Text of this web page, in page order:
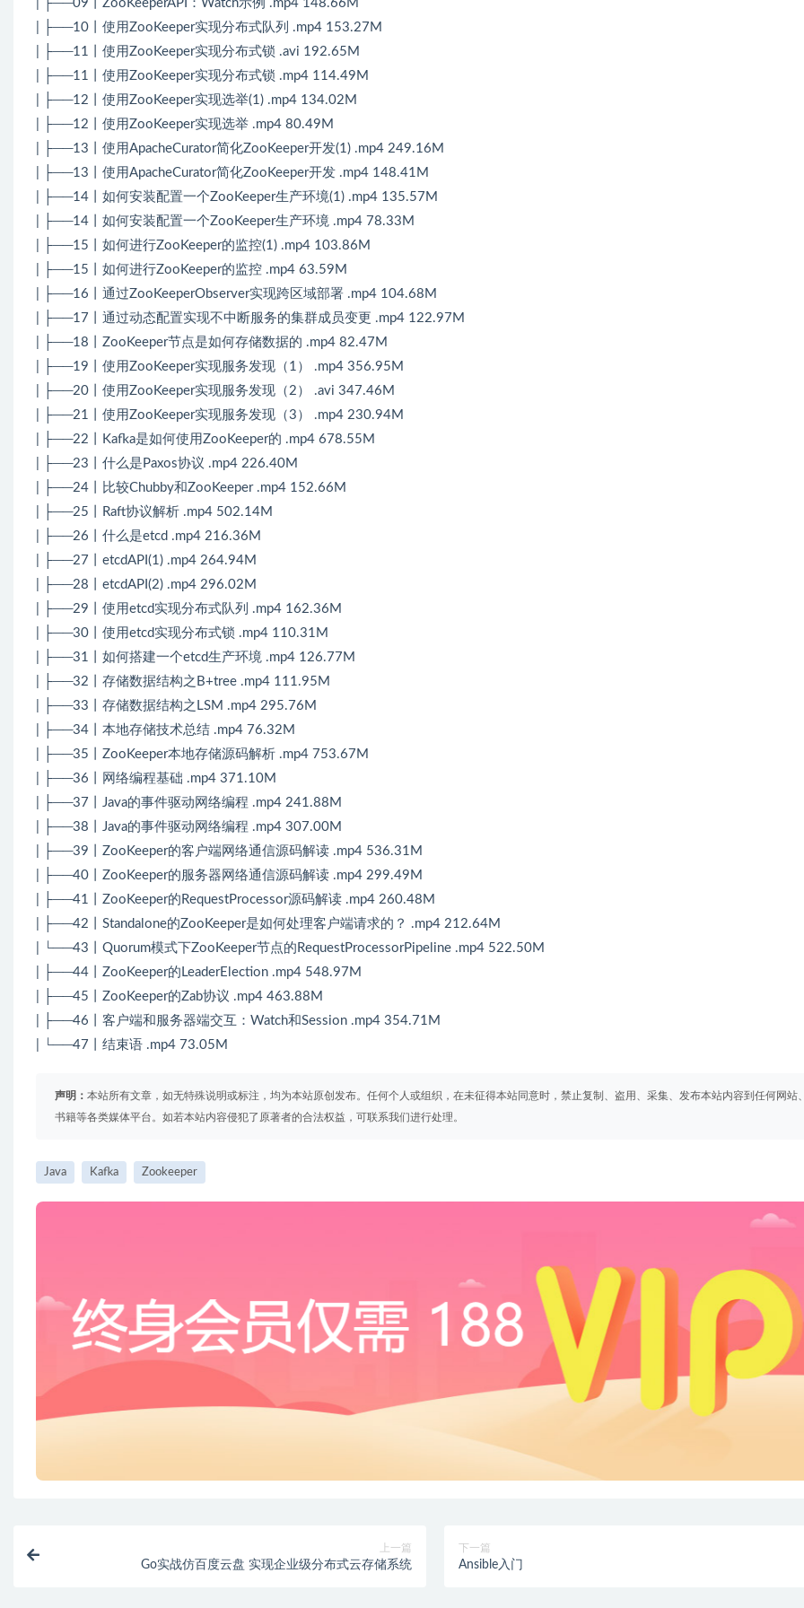
| ├──09丨ZooKeeperAPI：Watch示例 .mp4 148.66M
| ├──10丨使用ZooKeeper实现分布式队列 .mp4 153.27M
| ├──11丨使用ZooKeeper实现分布式锁 .avi 192.65M
| ├──11丨使用ZooKeeper实现分布式锁 .mp4 114.49M
| ├──12丨使用ZooKeeper实现选举(1) .mp4 134.02M
| ├──12丨使用ZooKeeper实现选举 .mp4 80.49M
| ├──13丨使用ApacheCurator简化ZooKeeper开发(1) .mp4 249.16M
| ├──13丨使用ApacheCurator简化ZooKeeper开发 .mp4 148.41M
| ├──14丨如何安装配置一个ZooKeeper生产环境(1) .mp4 135.57M
| ├──14丨如何安装配置一个ZooKeeper生产环境 .mp4 78.33M
| ├──15丨如何进行ZooKeeper的监控(1) .mp4 103.86M
| ├──15丨如何进行ZooKeeper的监控 .mp4 63.59M
| ├──16丨通过ZooKeeperObserver实现跨区域部署 .mp4 104.68M
| ├──17丨通过动态配置实现不中断服务的集群成员变更 .mp4 122.97M
| ├──18丨ZooKeeper节点是如何存储数据的 .mp4 82.47M
| ├──19丨使用ZooKeeper实现服务发现（1） .mp4 356.95M
| ├──20丨使用ZooKeeper实现服务发现（2） .avi 347.46M
| ├──21丨使用ZooKeeper实现服务发现（3） .mp4 230.94M
| ├──22丨Kafka是如何使用ZooKeeper的 .mp4 678.55M
| ├──23丨什么是Paxos协议 .mp4 226.40M
| ├──24丨比较Chubby和ZooKeeper .mp4 152.66M
| ├──25丨Raft协议解析 .mp4 502.14M
| ├──26丨什么是etcd .mp4 216.36M
| ├──27丨etcdAPI(1) .mp4 264.94M
| ├──28丨etcdAPI(2) .mp4 296.02M
| ├──29丨使用etcd实现分布式队列 .mp4 162.36M
| ├──30丨使用etcd实现分布式锁 .mp4 110.31M
| ├──31丨如何搭建一个etcd生产环境 .mp4 126.77M
| ├──32丨存储数据结构之B+tree .mp4 111.95M
| ├──33丨存储数据结构之LSM .mp4 295.76M
| ├──34丨本地存储技术总结 .mp4 76.32M
| ├──35丨ZooKeeper本地存储源码解析 .mp4 753.67M
| ├──36丨网络编程基础 .mp4 371.10M
| ├──37丨Java的事件驱动网络编程 .mp4 241.88M
| ├──38丨Java的事件驱动网络编程 .mp4 307.00M
| ├──39丨ZooKeeper的客户端网络通信源码解读 .mp4 536.31M
| ├──40丨ZooKeeper的服务器网络通信源码解读 .mp4 299.49M
| ├──41丨ZooKeeper的RequestProcessor源码解读 .mp4 260.48M
| ├──42丨Standalone的ZooKeeper是如何处理客户端请求的？ .mp4 212.64M
| └──43丨Quorum模式下ZooKeeper节点的RequestProcessorPipeline .mp4 522.50M
| ├──44丨ZooKeeper的LeaderElection .mp4 548.97M
| ├──45丨ZooKeeper的Zab协议 .mp4 463.88M
| ├──46丨客户端和服务器端交互：Watch和Session .mp4 354.71M
| └──47丨结束语 .mp4 73.05M
声明： 本站所有文章，如无特殊说明或标注，均为本站原创发布。任何个人或组织，在未征得本站同意时，禁止复制、盗用、采集、发布本站内容到任何网站
书籍等各类媒体平台。如若本站内容侵犯了原著者的合法权益，可联系我们进行处理。
Java Kafka Zookeeper
上一篇
Go实战仿百度云盘 实现企业级分布式云存储系统
下一篇
Ansible入门